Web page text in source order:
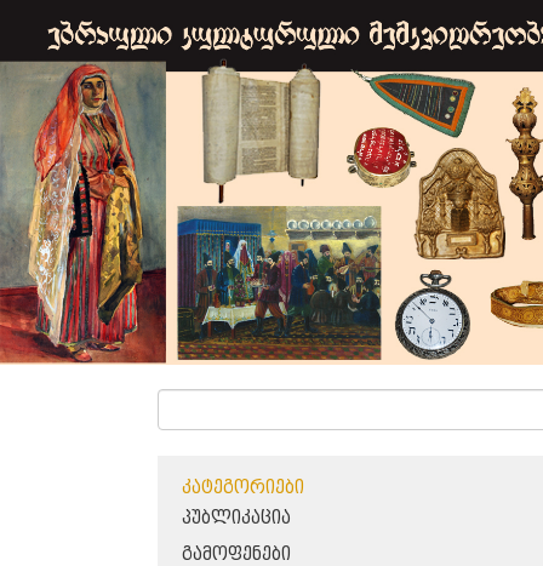
ᲙᲐᲢᲔᲒᲝᲠᲘᲔᲑᲘ
ᲞᲣᲑᲚᲘᲙᲐᲪᲘᲐ
ᲒᲐᲛᲝᲤᲔᲜᲔᲑᲘ